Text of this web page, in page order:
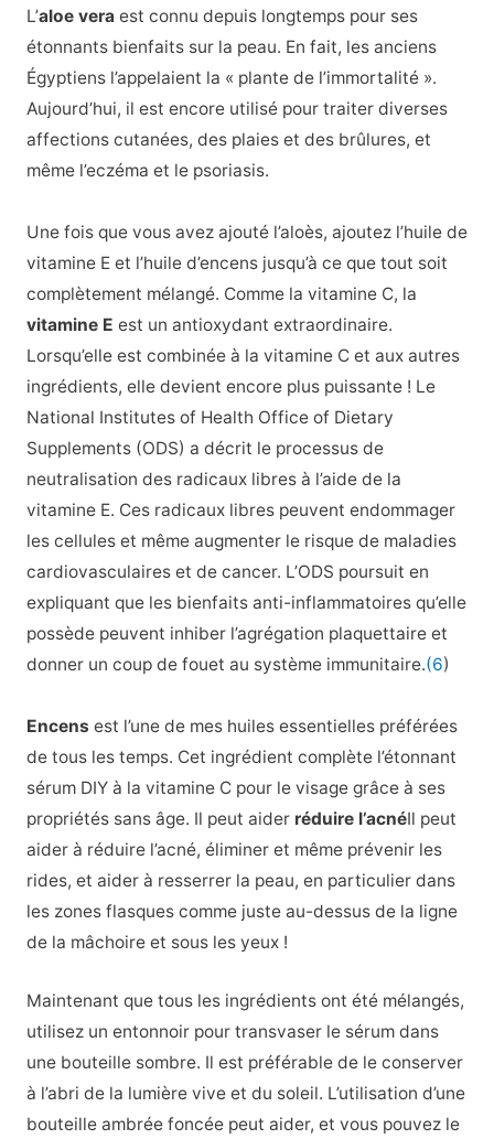
L’aloe vera est connu depuis longtemps pour ses
étonnants bienfaits sur la peau. En fait, les anciens
Égyptiens l’appelaient la « plante de l’immortalité ».
Aujourd’hui, il est encore utilisé pour traiter diverses
affections cutanées, des plaies et des brûlures, et
même l’eczéma et le psoriasis.
Une fois que vous avez ajouté l’aloès, ajoutez l’huile de
vitamine E et l’huile d’encens jusqu’à ce que tout soit
complètement mélangé. Comme la vitamine C, la
vitamine E est un antioxydant extraordinaire.
Lorsqu’elle est combinée à la vitamine C et aux autres
ingrédients, elle devient encore plus puissante ! Le
National Institutes of Health Office of Dietary
Supplements (ODS) a décrit le processus de
neutralisation des radicaux libres à l’aide de la
vitamine E. Ces radicaux libres peuvent endommager
les cellules et même augmenter le risque de maladies
cardiovasculaires et de cancer. L’ODS poursuit en
expliquant que les bienfaits anti-inflammatoires qu’elle
possède peuvent inhiber l’agrégation plaquettaire et
donner un coup de fouet au système immunitaire.(6)
Encens est l’une de mes huiles essentielles préférées
de tous les temps. Cet ingrédient complète l’étonnant
sérum DIY à la vitamine C pour le visage grâce à ses
propriétés sans âge. Il peut aider réduire l’acnéIl peut
aider à réduire l’acné, éliminer et même prévenir les
rides, et aider à resserrer la peau, en particulier dans
les zones flasques comme juste au-dessus de la ligne
de la mâchoire et sous les yeux !
Maintenant que tous les ingrédients ont été mélangés,
utilisez un entonnoir pour transvaser le sérum dans
une bouteille sombre. Il est préférable de le conserver
à l’abri de la lumière vive et du soleil. L’utilisation d’une
bouteille ambrée foncée peut aider, et vous pouvez le